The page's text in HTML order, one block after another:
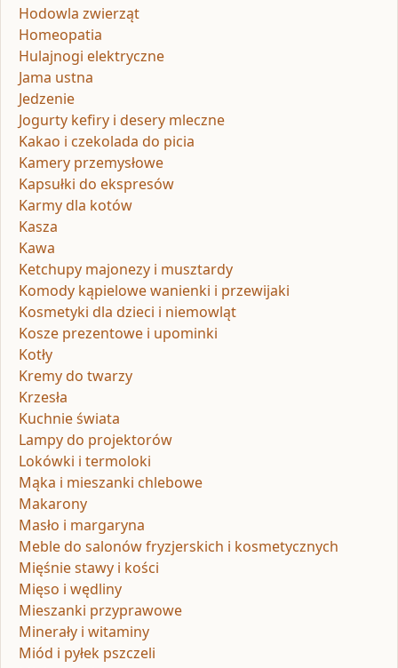
Hodowla zwierząt
Homeopatia
Hulajnogi elektryczne
Jama ustna
Jedzenie
Jogurty kefiry i desery mleczne
Kakao i czekolada do picia
Kamery przemysłowe
Kapsułki do ekspresów
Karmy dla kotów
Kasza
Kawa
Ketchupy majonezy i musztardy
Komody kąpielowe wanienki i przewijaki
Kosmetyki dla dzieci i niemowląt
Kosze prezentowe i upominki
Kotły
Kremy do twarzy
Krzesła
Kuchnie świata
Lampy do projektorów
Lokówki i termoloki
Mąka i mieszanki chlebowe
Makarony
Masło i margaryna
Meble do salonów fryzjerskich i kosmetycznych
Mięśnie stawy i kości
Mięso i wędliny
Mieszanki przyprawowe
Minerały i witaminy
Miód i pyłek pszczeli